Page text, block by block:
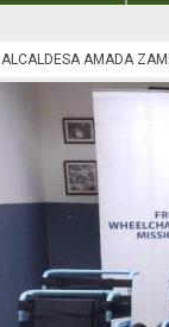
ALCALDESA AMADA